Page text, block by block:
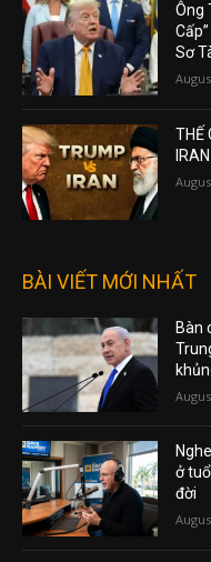
Ông
Sơ
THẾ
BÀI VIẾT MỚI NHẤT
Bàn
ở
đời